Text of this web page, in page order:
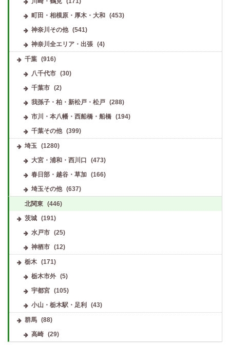
町田・相模原・厚木・大和
(453)
神奈川その他
(541)
神奈川全エリア・出張
(4)
千葉 (916)
八千代市
(30)
千葉市
(2)
我孫子・柏・新松戸・松戸
(288)
市川・本八幡・西船橋・船橋
(194)
千葉その他
(399)
埼玉
(1280)
大宮・浦和・西川口
(473)
春日部・越谷・草加
(166)
埼玉その他
(637)
北関東 (446)
茨城 (191)
水戸市
(25)
神栖市
(12)
栃木 (171)
栃木市外
(5)
宇都宮
(105)
小山・栃木駅・足利
(43)
群馬 (88)
高崎
(29)